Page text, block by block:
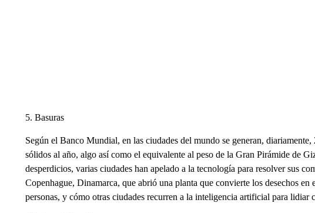
5. Basuras
Según el Banco Mundial, en las ciudades del mundo se generan,
sólidos al año, algo así como el equivalente al peso de la Gran Pirámide de
desperdicios, varias ciudades han apelado a la tecnología para resolver sus
Copenhague, Dinamarca, que abrió una planta que convierte los desechos
personas, y cómo otras ciudades recurren a la inteligencia artificial para lidiar